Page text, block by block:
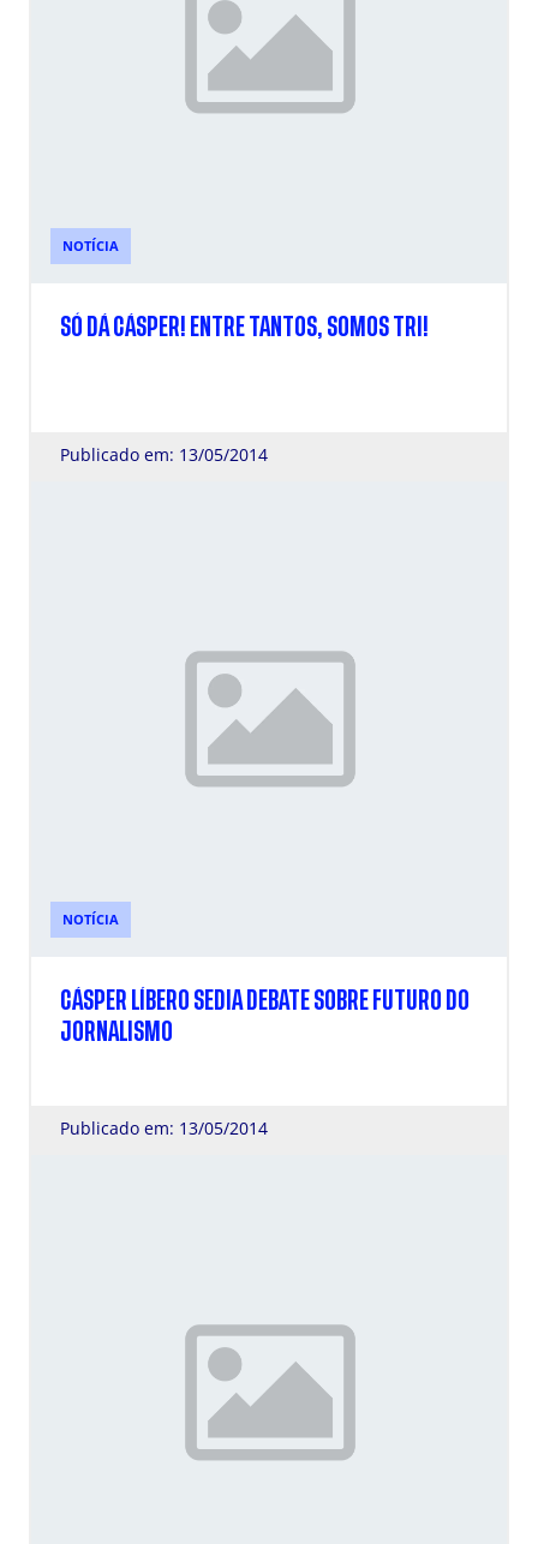
NOTÍCIA
SÓ DÁ CÁSPER! ENTRE TANTOS, SOMOS TRI!
Publicado em: 13/05/2014
NOTÍCIA
CÁSPER LÍBERO SEDIA DEBATE SOBRE FUTURO DO
JORNALISMO
Publicado em: 13/05/2014